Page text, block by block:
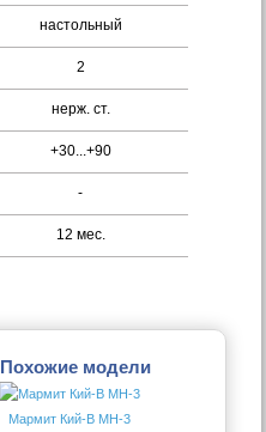
настольный
2
нерж. ст.
+30...+90
-
12 мес.
Похожие модели
Мармит Кий-В МН-3